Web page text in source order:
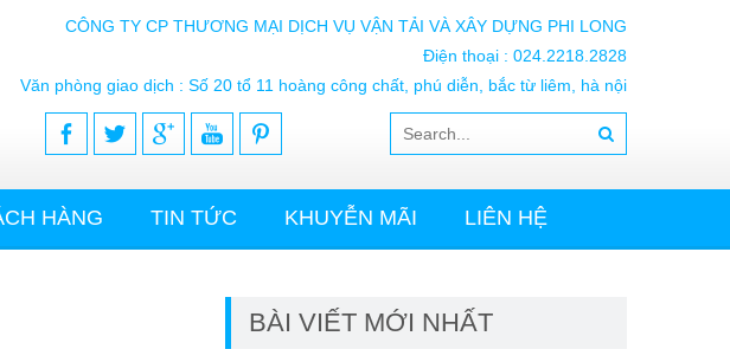
CÔNG TY CP THƯƠNG MẠI DỊCH VỤ VẬN TẢI VÀ XÂY DỰNG PHI LONG
Điện thoại : 024.2218.2828
Văn phòng giao dịch : Số 20 tổ 11 hoàng công chất, phú diễn, bắc từ liêm, hà nội
HÀNG TIN TỨC KHUYỄN MÃI LIÊN HỆ
BÀI VIẾT MỚI NHẤT